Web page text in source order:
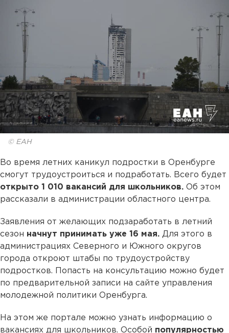
© ЕАН
Во время летних каникул подростки в Оренбурге
смогут трудоустроиться и подработать. Всего будет
открыто 1 010 вакансий для школьников. Об этом
рассказали в администрации областного центра.
Заявления от желающих подзаработать в летний
сезон начнут принимать уже 16 мая. Для этого в
администрациях Северного и Южного округов
города откроют штабы по трудоустройству
подростков. Попасть на консультацию можно будет
по предварительной записи на сайте управления
молодежной политики Оренбурга.
На этом же портале можно узнать информацию о
вакансиях для школьников. Особой популярностью